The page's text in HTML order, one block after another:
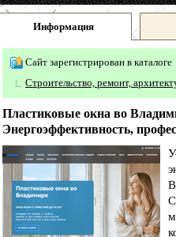
Информация
Сайт зарегистрирован в каталоге
Строительство, ремонт,
Пластиковые окна во
Энергоэффективность,